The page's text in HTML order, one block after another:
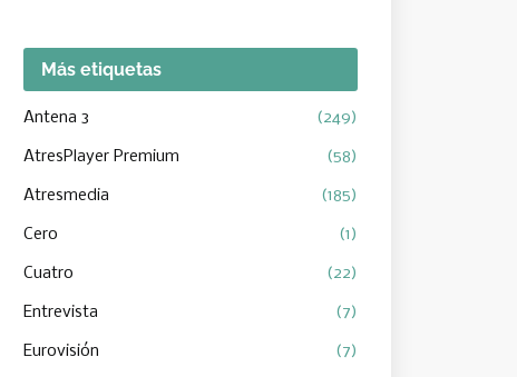
Más etiquetas
Antena 3 (249)
AtresPlayer Premium (58)
Atresmedia (185)
Cero (1)
Cuatro (22)
Entrevista (7)
Eurovisión (7)